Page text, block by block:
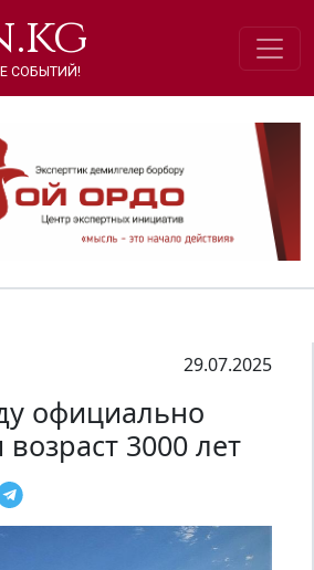
СОБЫТИЙ!
29.07.2025
официально
3000 лет